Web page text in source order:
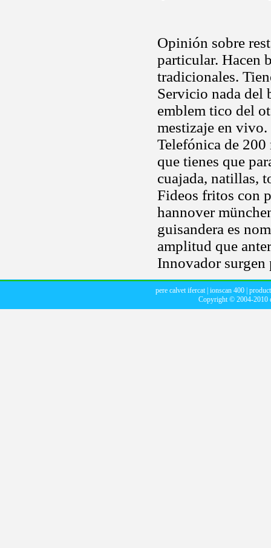
Opinión sobre
particular. Hacen
tradicionales.
Servicio nada del
emblem tico del
mestizaje en
Telefónica de
que tienes que
cuajada, natillas,
Fideos fritos con
hannover
guisandera es
amplitud que
Innovador surgen
pere calvet ifercat| ionscan 400|
Copyright © 2004-2010